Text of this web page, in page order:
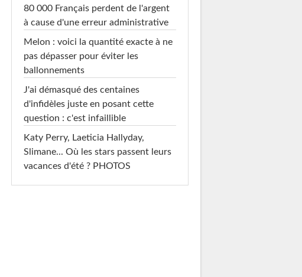
80 000 Français perdent de l'argent
à cause d'une erreur administrative
Melon : voici la quantité exacte à ne
pas dépasser pour éviter les
ballonnements
J'ai démasqué des centaines
d'infidèles juste en posant cette
question : c'est infaillible
Katy Perry, Laeticia Hallyday,
Slimane... Où les stars passent leurs
vacances d'été ? PHOTOS